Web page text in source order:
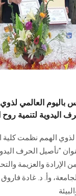
باليوم العالمي
اليدوية لتنمية روح
لذوي الهمم نظمت كلية
"تأصيل الحرف
الإرادة والعزيمة
وأ. د. غادة